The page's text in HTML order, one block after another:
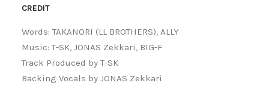
CREDIT
Words: TAKANORI (LL BROTHERS), ALLY
Music: T-SK, JONAS Zekkari, BIG-F
Track Produced by T-SK
Backing Vocals by JONAS Zekkari